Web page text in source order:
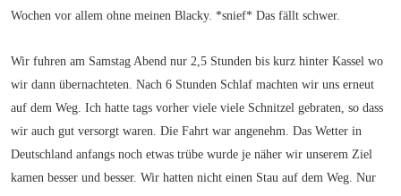
Wochen vor allem ohne meinen Blacky. *snief* Das fällt schwer.
Wir fuhren am Samstag Abend nur 2,5 Stunden bis kurz hinter Kassel wo
wir dann übernachteten. Nach 6 Stunden Schlaf machten wir uns erneut
auf dem Weg. Ich hatte tags vorher viele viele Schnitzel gebraten, so dass
wir auch gut versorgt waren. Die Fahrt war angenehm. Das Wetter in
Deutschland anfangs noch etwas trübe wurde je näher wir unserem Ziel
kamen besser und besser. Wir hatten nicht einen Stau auf dem Weg. Nur